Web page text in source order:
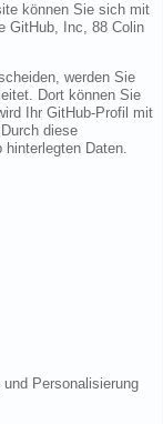
können Sie sich mit
GitHub, Inc, 88 Colin
werden Sie
Dort können Sie
Ihr GitHub-Profil mit
diese
hinterlegten Daten.
Personalisierung